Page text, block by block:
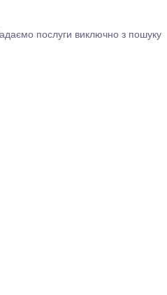
послуги виключно з пошуку